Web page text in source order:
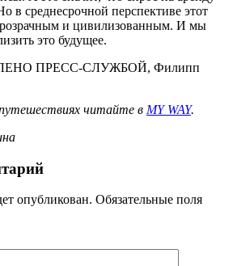
в среднесрочной перспективе этот
и цивилизованным. И мы
это будущее.
ПРЕСС-СЛУЖБОЙ, Филипп
читайте в MY WAY.
опубликован. Обязательные поля